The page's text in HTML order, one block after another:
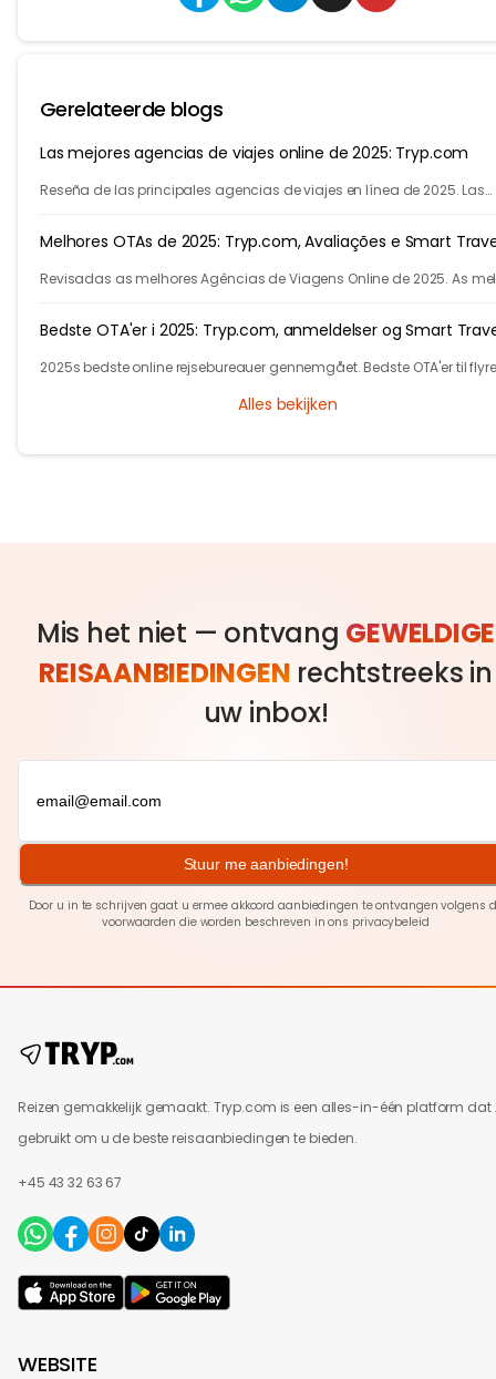
Gerelateerde blogs
Las mejores agencias de viajes online de 2025: Tryp.com
Reseña de las principales agencias de viajes en línea de 2025. Las
Melhores OTAs de 2025: Tryp.com, Avaliações e Smart
Revisadas as melhores Agências de Viagens Online de 2025. As
viagens mais baratas.
Bedste OTA'er i 2025: Tryp.com, anmeldelser og Smart
2025s bedste online rejsebureauer gennemgået. Bedste OTA'er til
Alles bekijken
Mis het niet — ontvang GEWELDIGE
REISAANBIEDINGEN rechtstreeks in
uw inbox!
Stuur me aanbiedingen!
Door u in te schrijven gaat u ermee akkoord aanbiedingen te ontvangen volgens
voorwaarden die worden beschreven in ons privacybeleid
Reizen gemakkelijk gemaakt. Tryp.com is een alles-in-één platform dat
gebruikt om u de beste reisaanbiedingen te bieden.
+45 43 32 63 67
WEBSITE